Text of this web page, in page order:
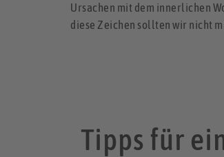
Ursachen mit dem innerlichen
diese Zeichen sollten wir nicht
Tipps für